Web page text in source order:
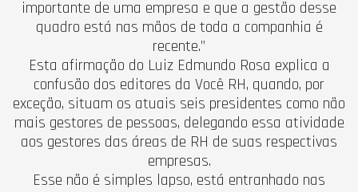
importante de uma empresa e que a gestão desse
quadro está nas mãos de toda a companhia é
recente.”
Esta afirmação do Luiz Edmundo Rosa explica a
confusão dos editores da Você RH, quando, por
exceção, situam os atuais seis presidentes como não
mais gestores de pessoas, delegando essa atividade
aos gestores das áreas de RH de suas respectivas
empresas.
Esse não é simples lapso, está entranhado nas